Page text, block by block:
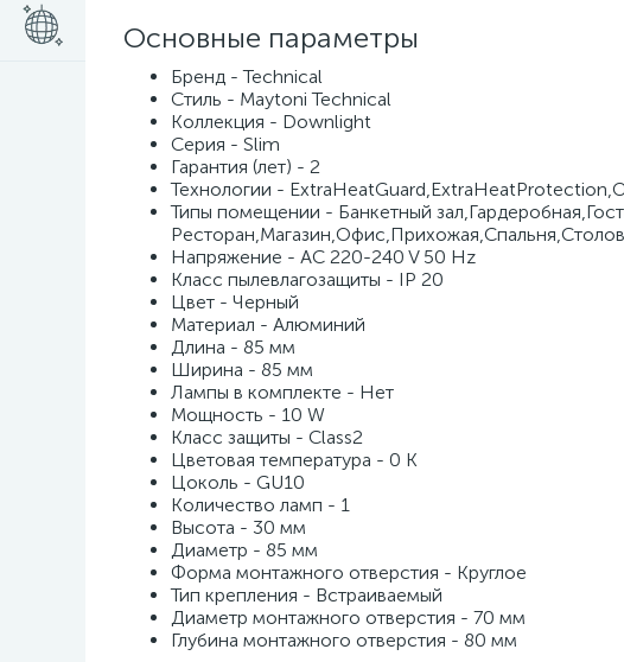
Основные параметры
Бренд - Technical
Стиль - Maytoni Technical
Коллекция - Downlight
Серия - Slim
Гарантия (лет) - 2
Технологии -
Типы помещении - Банкетный
Напряжение - AC 220-240 V 50 Hz
Класс пылевлагозащиты - IP 20
Цвет - Черный
Материал - Алюминий
Длина - 85 мм
Ширина - 85 мм
Лампы в комплекте - Нет
Мощность - 10 W
Класс защиты - Class2
Цветовая температура - 0 K
Цоколь - GU10
Количество ламп - 1
Высота - 30 мм
Диаметр - 85 мм
Форма монтажного отверстия - Круглое
Тип крепления - Встраиваемый
Диаметр монтажного отверстия - 70 мм
Глубина монтажного отверстия - 80 мм